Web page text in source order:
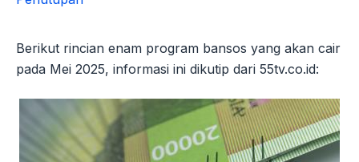
Berikut rincian enam program bansos yang akan cair
pada Mei 2025, informasi ini dikutip dari 55tv.co.id: